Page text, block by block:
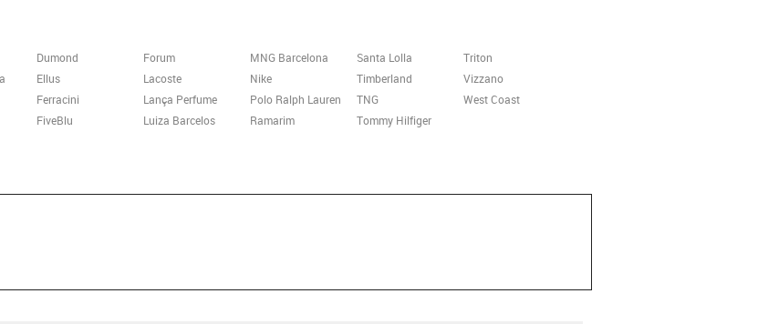
Dumond
Ellus
Ferracini
FiveBlu
Forum
Lacoste
Lança Perfume
Luiza Barcelos
MNG Barcelona
Nike
Polo Ralph Lauren
Ramarim
Santa Lolla
Timberland
TNG
Tommy Hilfiger
Triton
Vizzano
West Coast